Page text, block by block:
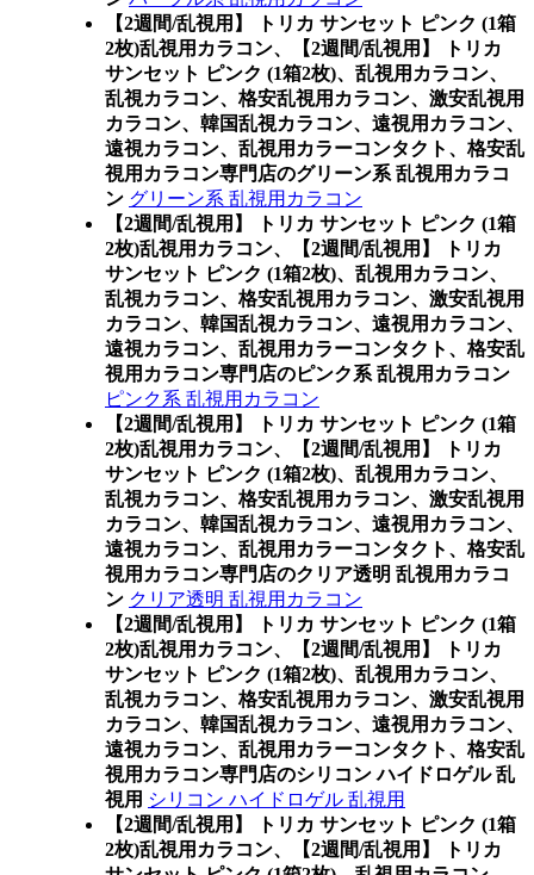
【2週間/乱視用】 トリカ サンセット ピンク (1箱
2枚)乱視用カラコン、
【2週間/乱視用】 トリカ
サンセット ピンク (1箱2枚)、乱視用カラコン、
乱視カラコン、格安乱視用カラコン、激安乱視用
カラコン、韓国乱視カラコン、遠視用カラコン、
遠視カラコン、乱視用カラーコンタクト、格安乱
視用カラコン専門店のグリーン系 乱視用カラコ
ン グリーン系 乱視用カラコン
【2週間/乱視用】 トリカ サンセット ピンク (1箱
2枚)乱視用カラコン、
【2週間/乱視用】 トリカ
サンセット ピンク (1箱2枚)、乱視用カラコン、
乱視カラコン、格安乱視用カラコン、激安乱視用
カラコン、韓国乱視カラコン、遠視用カラコン、
遠視カラコン、乱視用カラーコンタクト、格安乱
視用カラコン専門店のピンク系 乱視用カラコン
ピンク系 乱視用カラコン
【2週間/乱視用】 トリカ サンセット ピンク (1箱
2枚)乱視用カラコン、
【2週間/乱視用】 トリカ
サンセット ピンク (1箱2枚)、乱視用カラコン、
乱視カラコン、格安乱視用カラコン、激安乱視用
カラコン、韓国乱視カラコン、遠視用カラコン、
遠視カラコン、乱視用カラーコンタクト、格安乱
視用カラコン専門店のクリア透明 乱視用カラコ
ン クリア透明 乱視用カラコン
【2週間/乱視用】 トリカ サンセット ピンク (1箱
2枚)乱視用カラコン、
【2週間/乱視用】 トリカ
サンセット ピンク (1箱2枚)、乱視用カラコン、
乱視カラコン、格安乱視用カラコン、激安乱視用
カラコン、韓国乱視カラコン、遠視用カラコン、
遠視カラコン、乱視用カラーコンタクト、格安乱
視用カラコン専門店のシリコン ハイドロゲル 乱
視用 シリコン ハイドロゲル 乱視用
【2週間/乱視用】 トリカ サンセット ピンク (1箱
2枚)乱視用カラコン、
【2週間/乱視用】 トリカ